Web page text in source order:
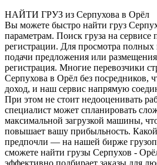
НАЙТИ ГРУЗ из Серпухова в Орёл
Вы можете быстро найти груз
параметрам. Поиск груза на сервисе
регистрации. Для просмотра полных
подачи предложения или размещения
регистрация. Многие перевозчики
Серпухова в Орёл без посредников,
доход, и наш сервис напрямую
При этом не стоит недооценивать
специалист может спланировать
максимальной загрузкой машины,
повышает вашу прибыльность.
предпочли — на нашей бирже
сможете найти грузы Серпухов -
эффективно подбирает заказы для